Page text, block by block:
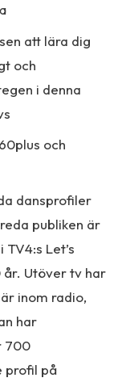
att lära dig
och
i denna
och
dansprofiler
publiken är
Let’s
år. Utöver tv har
inom radio,
har
700
profil på